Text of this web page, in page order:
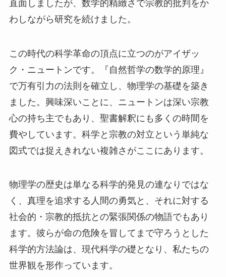
直面しましたが、数学的精緻さで宗教的批判をか
わしながら研究を続けました。
この時代の科学革命の頂点に立つのがアイザッ
ク・ニュートンです。『自然哲学の数学的原理』
で万有引力の法則を確立し、物理学の基礎を築き
ました。興味深いことに、ニュートンは深い宗教
心の持ち主でもあり、聖書解釈にも多くの時間を
費やしています。科学と宗教の対立という単純な
図式では捉えきれない複雑さがここにあります。
物理学の歴史は単なる科学的発見の連なりではな
く、真理を追求する人間の勇気と、それに対する
社会的・宗教的抵抗との緊張関係の物語でもあり
ます。彼らが命の危険を冒してまで守ろうとした
科学的方法論は、現代科学の礎となり、私たちの
世界観を形作っています。